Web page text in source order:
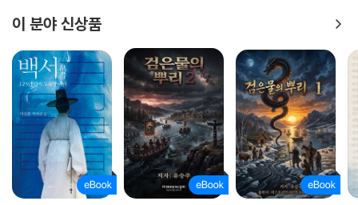
이 분야 신상품